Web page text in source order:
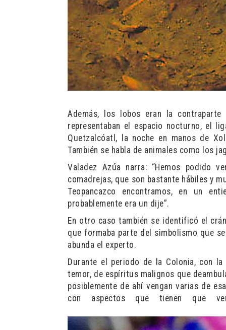
Además, los lobos eran la
representaban el espacio nocturno, el
Quetzalcóatl, la noche en manos de
También se habla de animales como los
Valadez Azúa narra: “Hemos podido
comadrejas, que son bastante hábiles y
Teopancazco encontramos, en un
probablemente era un dije”.
En otro caso también se identificó el
que formaba parte del simbolismo que
abunda el experto.
Durante el periodo de la Colonia, con
temor, de espíritus malignos que
posiblemente de ahí vengan varias de
con aspectos que tienen que